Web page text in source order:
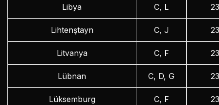
Libya C, L
Lihtenştayn C, J
Litvanya C, F
Lübnan C, D, G
Lüksemburg C, F